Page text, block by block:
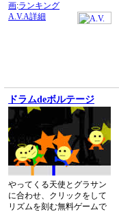
画:ランキング
A.V.A詳細
ドラムdeボルテージ
やってくる天使とグラサン
に合わせ、クリックをして
リズムを刻む無料ゲームで